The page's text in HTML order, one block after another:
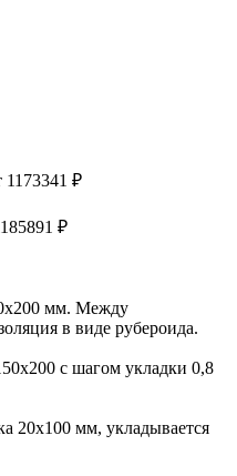
1173341 ₽
₽
мм. Между
в виде рубероида.
с шагом укладки 0,8
20х100 мм, укладывается